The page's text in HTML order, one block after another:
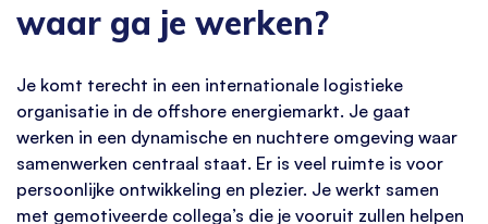
waar ga je werken?
Je komt terecht in een internationale logistieke
organisatie in de offshore energiemarkt. Je gaat
werken in een dynamische en nuchtere omgeving waar
samenwerken centraal staat. Er is veel ruimte is voor
persoonlijke ontwikkeling en plezier. Je werkt samen
met gemotiveerde collega’s die je vooruit zullen helpen